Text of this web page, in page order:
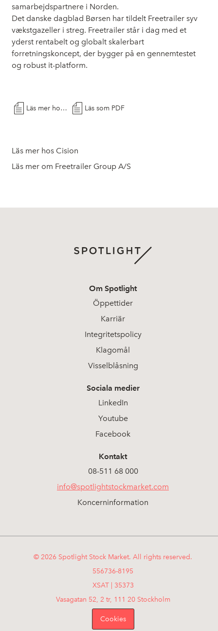
samarbejdspartnere i Norden.
Det danske dagblad Børsen har tildelt Freetrailer syv
vækstgazeller i streg. Freetrailer står i dag med et
yderst rentabelt og globalt skalerbart
forretningskoncept, der bygger på en gennemtestet
og robust it-platform.
Läs mer hos Cision Läs som PDF
Läs mer hos Cision
Läs mer om Freetrailer Group A/S
Om Spotlight
Öppettider
Karriär
Integritetspolicy
Klagomål
Visselblåsning
Sociala medier
LinkedIn
Youtube
Facebook
Kontakt
08-511 68 000
info@spotlightstockmarket.com
Koncerninformation
© 2026 Spotlight Stock Market. All rights reserved.
556736-8195
XSAT | 35373
Vasagatan 52, 2 tr, 111 20 Stockholm
Cookies